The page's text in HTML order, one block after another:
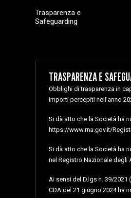
Trasparenza e
Safeguarding
TRASPARENZA E
Obblighi di trasparenza in
importi percepiti nell’anno
Si dà atto che la Società ha
https://www.rna.gov.it/
Si dà atto che la Società ha
nel Registro Nazionale
Ai sensi del D.lgs n. 39/2021
CDA del 21 giugno 2024 ha